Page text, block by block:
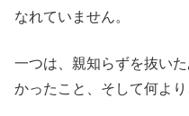
なれていません。
一つは、親知らずを抜い
かったこと、そして何よ